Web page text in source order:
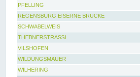
PFELLING
REGENSBURG EISERNE BRÜCKE
SCHWABELWEIS
THEBNERSTRASSL
VILSHOFEN
WILDUNGSMAUER
WILHERING